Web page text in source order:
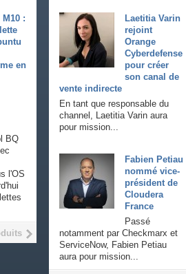
Laetitia Varin
rejoint
Orange
Cyberdefense
pour créer
son canal de
vente indirecte
En tant que responsable du
channel, Laetitia Varin aura
pour mission...
Fabien Petiau
nommé vice-
président de
Cloudera
France
Passé
notamment par Checkmarx et
ServiceNow, Fabien Petiau
aura pour mission...
:
en
BQ
l'OS